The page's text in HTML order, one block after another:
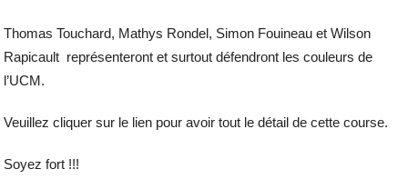
Thomas Touchard, Mathys Rondel, Simon Fouineau et Wilson
Rapicault représenteront et surtout défendront les couleurs de
l’UCM.
Veuillez cliquer sur le lien pour avoir tout le détail de cette course.
Soyez fort !!!